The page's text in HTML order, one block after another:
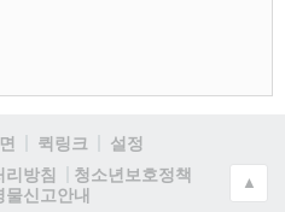
퀵링크
설정
리방침
청소년보호정책
물신고안내
▲